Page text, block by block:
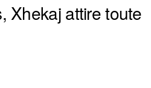
Xhekaj attire toute